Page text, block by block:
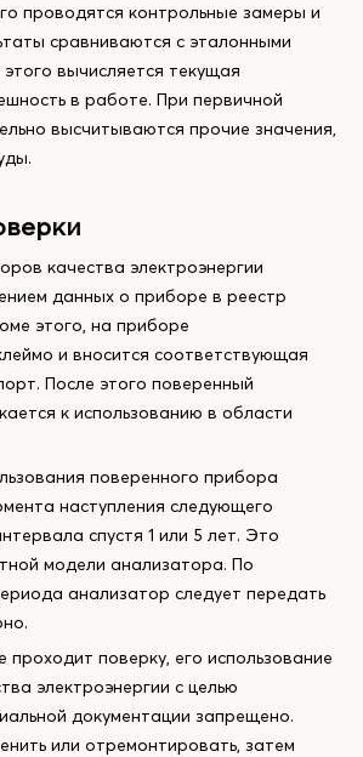
проводятся контрольные замеры и
сравниваются с эталонными
вычисляется текущая
в работе. При первичной
высчитываются прочие значения,
качества электроэнергии
данных о приборе в реестр
этого, на приборе
и вносится соответствующая
После этого поверенный
к использованию в области
поверенного прибора
наступления следующего
спустя 1 или 5 лет. Это
модели анализатора. По
анализатор следует передать
проходит поверку, его использование
электроэнергии с целью
документации запрещено.
или отремонтировать, затем